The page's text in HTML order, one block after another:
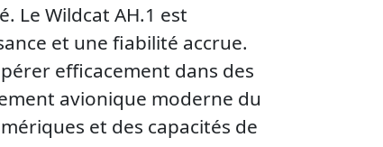
Le Wildcat AH.1 est
et une fiabilité accrue.
efficacement dans des
avionique moderne du
et des capacités de